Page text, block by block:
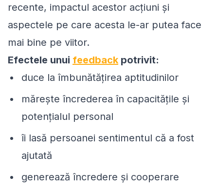
recente, impactul acestor acţiuni şi
aspectele pe care acesta le-ar putea face
mai bine pe viitor.
Efectele unui feedback potrivit:
duce la îmbunătăţirea aptitudinilor
măreşte încrederea în capacităţile şi
potenţialul personal
îi lasă persoanei sentimentul că a fost
ajutată
generează încredere şi cooperare